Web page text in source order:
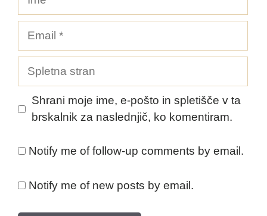
Email
Spletna
stran
Shrani moje ime, e-pošto in spletišče v ta
brskalnik za naslednjič, ko komentiram.
Notify me of follow-up comments by email.
Notify me of new posts by email.